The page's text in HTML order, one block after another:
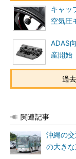
キャッ
空気圧
ADAS
産開始
過
関連記事
沖縄の
の大き